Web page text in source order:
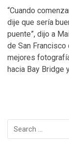
“Cuando
dije que sería
puente”, dijo a
de San Francisco
mejores
hacia Bay Bridge
Search
for: